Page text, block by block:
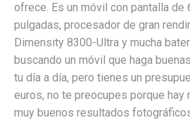
ofrece. Es un móvil con pantalla de
pulgadas, procesador de gran
Dimensity 8300-Ultra y mucha
buscando un móvil que haga
tu día a día, pero tienes un
euros, no te preocupes porque
muy buenos resultados